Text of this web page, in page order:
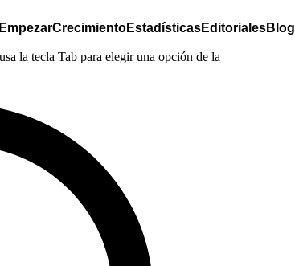
EmpezarCrecimientoEstadísticasEditorialesBlog
la tecla Tab para elegir una opción de la